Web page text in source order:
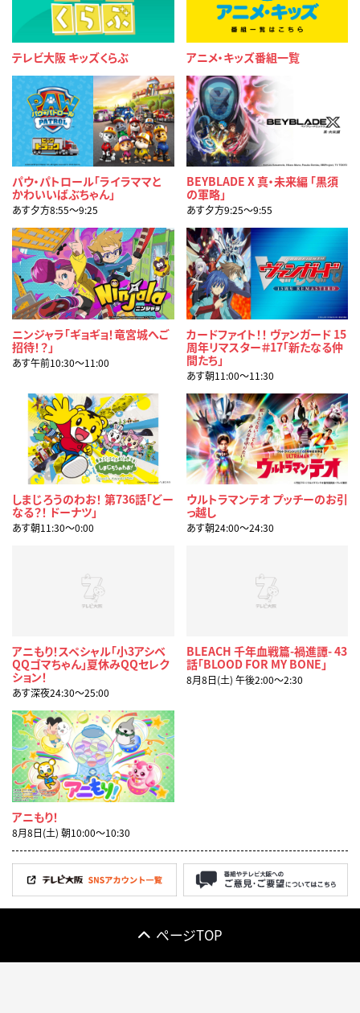
テレビ大阪 キッズくらぶ アニメ・キッズ番組一覧
パウ・パトロール「ライラママと
かわいいばぶちゃん」
あす夕方8:55〜9:25
BEYBLADE X 真・未来編 「黒須
の軍略」
あす夕方9:25〜9:55
ニンジャラ「ギョギョ！竜宮城へご
招待！？」
あす午前10:30〜11:00
カードファイト！！ ヴァンガード 15
周年リマスター＃17「新たなる仲
間たち」
あす朝11:00〜11:30
しまじろうのわお！ 第736話「どー
なる？！ ドーナツ」
あす朝11:30〜0:00
ウルトラマンテオ プッチーのお引
っ越し
あす朝24:00〜24:30
アニもり！スペシャル「小3アシベ
QQゴマちゃん」夏休みQQセレク
ション！
あす深夜24:30〜25:00
BLEACH 千年血戦篇-禍進譚- 43
話「BLOOD FOR MY BONE」
8月8日(土) 午後2:00〜2:30
アニもり！
8月8日(土) 朝10:00〜10:30
ページTOP